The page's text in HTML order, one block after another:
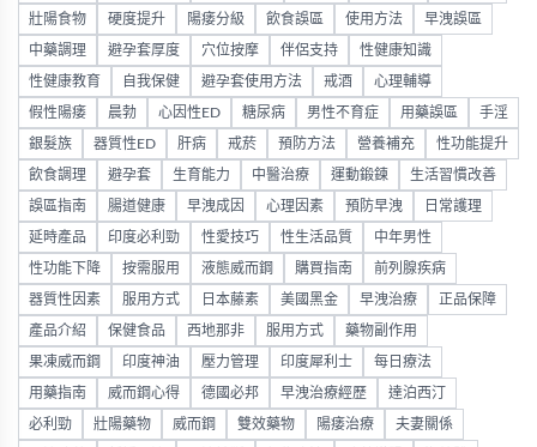
壯陽食物 硬度提升 陽痿分級 飲食誤區 使用方法 早洩誤區
中藥調理 避孕套厚度 穴位按摩 伴侶支持 性健康知識
性健康教育 自我保健 避孕套使用方法 戒酒 心理輔導
假性陽痿 晨勃 心因性ED 糖尿病 男性不育症 用藥誤區 手淫
銀髮族 器質性ED 肝病 戒菸 預防方法 營養補充 性功能提升
飲食調理 避孕套 生育能力 中醫治療 運動鍛鍊 生活習慣改善
誤區指南 腸道健康 早洩成因 心理因素 預防早洩 日常護理
延時產品 印度必利勁 性愛技巧 性生活品質 中年男性
性功能下降 按需服用 液態威而鋼 購買指南 前列腺疾病
器質性因素 服用方式 日本藤素 美國黑金 早洩治療 正品保障
產品介紹 保健食品 西地那非 服用方式 藥物副作用
果凍威而鋼 印度神油 壓力管理 印度犀利士 每日療法
用藥指南 威而鋼心得 德國必邦 早洩治療經歷 達泊西汀
必利勁 壯陽藥物 威而鋼 雙效藥物 陽痿治療 夫妻關係